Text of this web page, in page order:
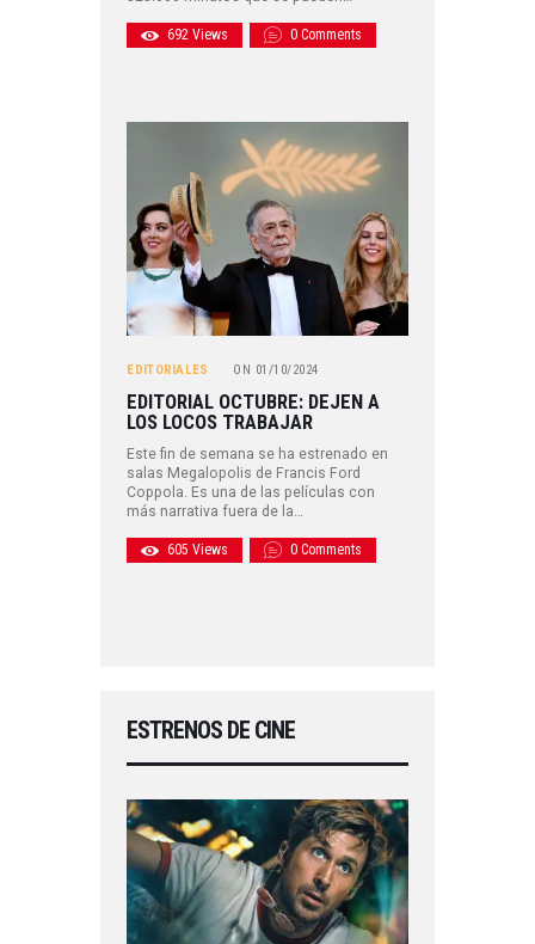
692 Views 0 Comments
EDITORIALES ON 01/10/2024
EDITORIAL OCTUBRE: DEJEN A
LOS LOCOS TRABAJAR
Este fin de semana se ha estrenado en
salas Megalopolis de Francis Ford
Coppola. Es una de las películas con
más narrativa fuera de la…
605 Views 0 Comments
ESTRENOS DE CINE